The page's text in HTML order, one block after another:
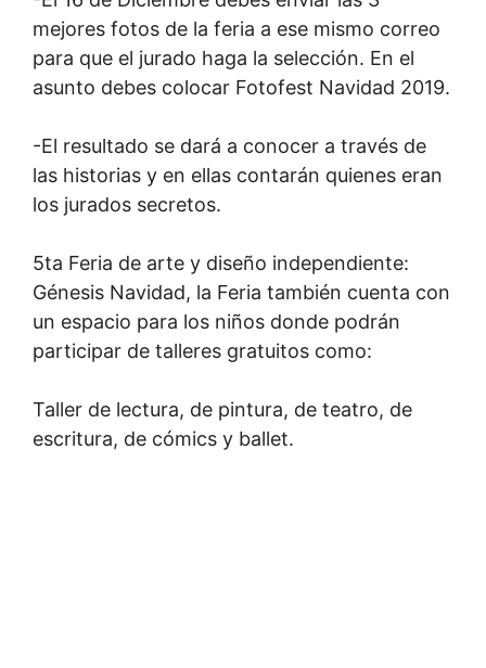
mejores fotos de la feria a ese mismo correo
para que el jurado haga la selección. En el
asunto debes colocar Fotofest Navidad 2019.
-El resultado se dará a conocer a través de
las historias y en ellas contarán quienes eran
los jurados secretos.
5ta Feria de arte y diseño independiente:
Génesis Navidad, la Feria también cuenta con
un espacio para los niños donde podrán
participar de talleres gratuitos como:
Taller de lectura, de pintura, de teatro, de
escritura, de cómics y ballet.